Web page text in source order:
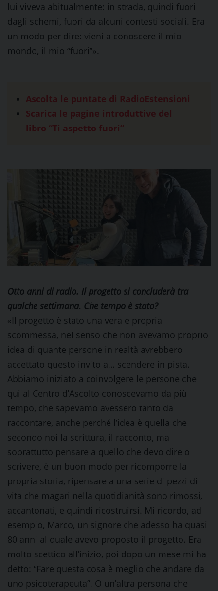
lui viveva abitualmente: in strada, quindi fuori
dagli schemi, fuori da alcuni contesti sociali. Era
un modo per dire: vieni a conoscere il mio
mondo, il mio “fuori”».
Ascolta le puntate di RadioEstensioni
Scarica le pagine introduttive del
libro “Ti aspetto fuori”
Otto anni di radio. Il progetto si concluderà tra
qualche settimana. Che tempo è stato?
«Il progetto è stato una vera e propria
scommessa, nel senso che non avevamo proprio
idea di quante persone in realtà avrebbero
accettato questo invito a… scendere in pista.
Abbiamo iniziato a coinvolgere le persone che
qui al Centro d’Ascolto conoscevamo da più
tempo, che sapevamo avessero tanto da
raccontare, anche perché l’idea è quella che
secondo noi la scrittura, il racconto, ma
soprattutto pensare a quello che devo dire o
scrivere, è un buon modo per ricomporre la
propria storia, ripensare a una serie di pezzi di
vita che magari nella quotidianità sono rimossi,
accantonati, e quindi ricostruirsi. Mi ricordo, ad
esempio, Marco, un signore che adesso ha quasi
80 anni al quale avevo proposto il progetto. Era
molto scettico all’inizio, poi dopo un mese mi ha
detto: “Fare questa cosa è meglio che andare da
uno psicoterapeuta”. O un’altra persona che